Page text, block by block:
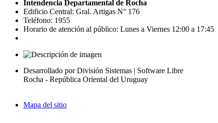
Intendencia Departamental de Rocha
Edificio Central: Gral. Artigas N° 176
Teléfono: 1955
Horario de atención al público: Lunes a Viernes 12:00 a 17:45
Desarrollado por División Sistemas | Software Libre
Rocha - República Oriental del Uruguay
Mapa del sitio